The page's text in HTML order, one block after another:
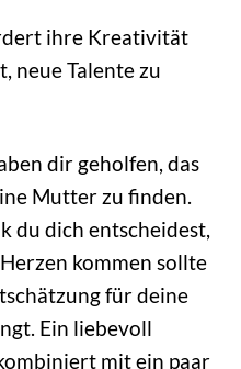
ihre Kreativität
neue Talente zu
dir geholfen, das
Mutter zu finden.
du dich entscheidest,
kommen sollte
für deine
Ein liebevoll
mit ein paar